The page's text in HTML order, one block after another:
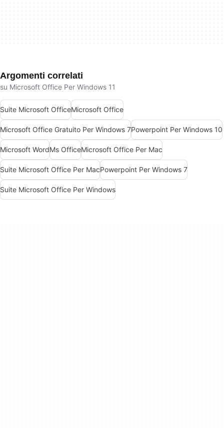
Argomenti correlati
su Microsoft Office Per Windows 11
Suite Microsoft OfficeMicrosoft Office
Microsoft Office Gratuito Per Windows 7Powerpoint Per Windows 10
Microsoft WordMs OfficeMicrosoft Office Per Mac
Suite Microsoft Office Per MacPowerpoint Per Windows 7
Suite Microsoft Office Per Windows